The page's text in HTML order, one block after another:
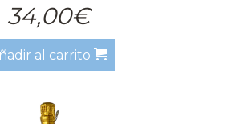
34,00€
al carrito